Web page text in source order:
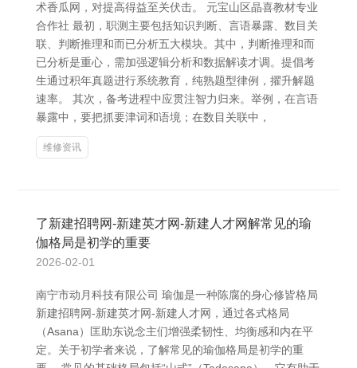
术香瓜网，对提高得益至关伏击。 元宝山区晶喜教材专业
合作社 最初，职测主要包括知识判断、言语暴露、数目关
联、判断推理和而已分析五大模块。其中，判断推理和而
已分析是重心，需加强逻辑分析和数据解读才调。提倡考
生通过积年真题进行系统教育，纯熟题型律例，擢升解题
速率。 其次，备考进程中应贯注智力归来。举例，在言语
暴露中，要把抓要津词和语境；在数目关联中，
维修资讯
了新建招聘网-新建英才网-新建人才网解常见的瑜
伽格局是初学的重要
2026-02-01
南宁市动月科技有限公司 瑜伽是一种陈腐的身心修皆格局
新建招聘网-新建英才网-新建人才网，通过各式格局
（Asana）匡助东说念主们增强柔韧性、均衡感和内在平
定。关于初学者来说，了解常见的瑜伽格局是初学的重